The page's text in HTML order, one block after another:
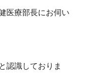
医療部長にお伺い
認識しておりま